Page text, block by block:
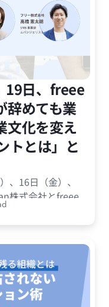
19日、freee
辞めても業
文化を変え
トとは」と
、16日（金）、
株式会社とfreee
いたします。